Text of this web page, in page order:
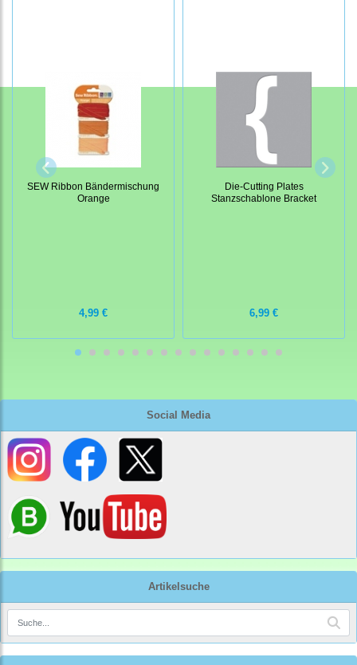
Social Media
Artikelsuche
SEW Ribbon Bändermischung
Orange
4,99 €
Die-Cutting Plates
Stanzschablone Bracket
6,99 €